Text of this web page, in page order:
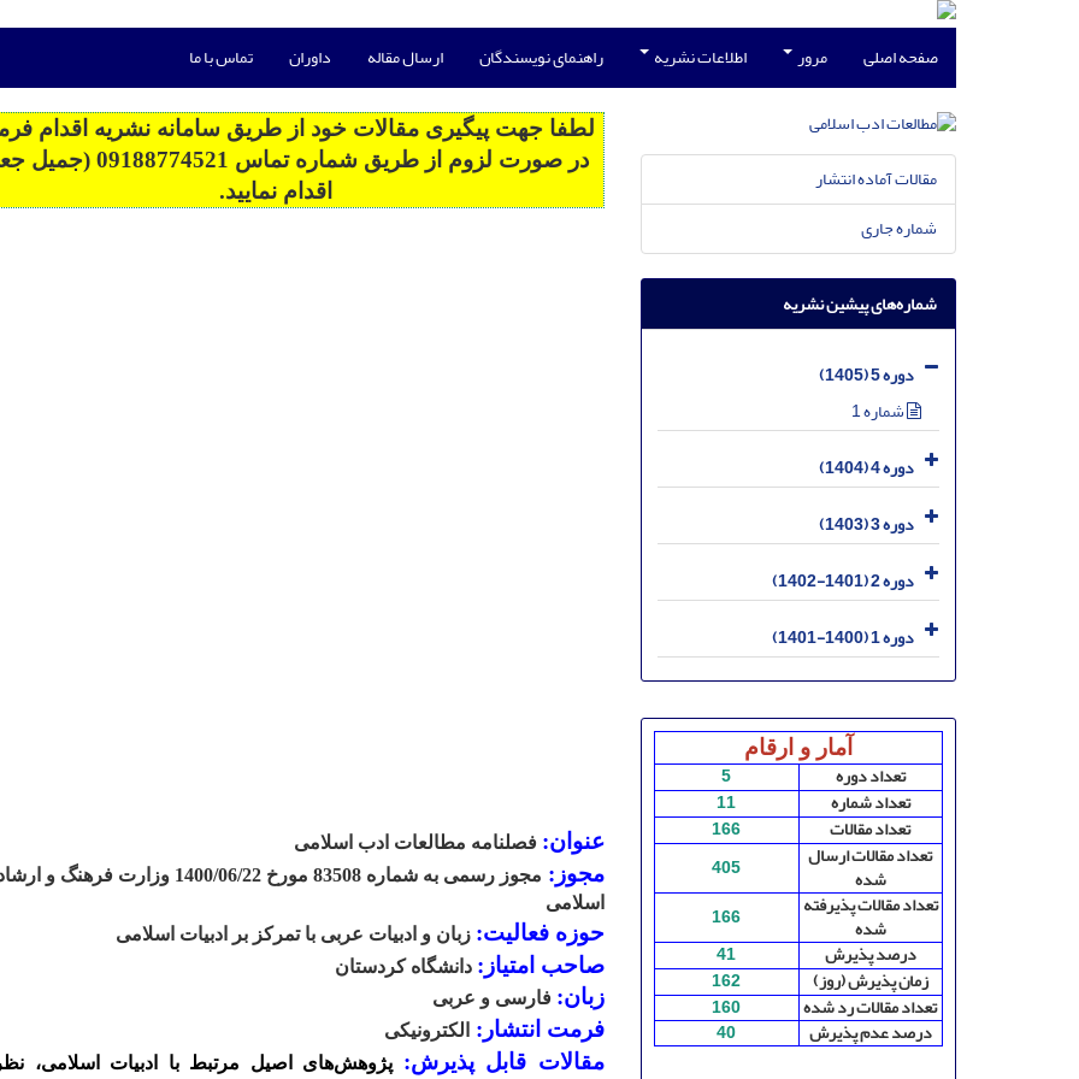
صفحه اصلی مرور اطلاعات نشریه راهنمای نویسندگان ارسال مقاله داوران تماس با ما
مقالات آماده انتشار
شماره جاری
شماره‌های پیشین نشریه
دوره 5 (1405)
شماره 1
دوره 4 (1404)
دوره 3 (1403)
دوره 2 (1401-1402)
دوره 1 (1400-1401)
آمار و ارقام
تعداد دوره
5
تعداد شماره
11
تعداد مقالات
166
تعداد مقالات ارسال
شده
405
تعداد مقالات پذیرفته
شده
166
درصد پذیرش
41
زمان پذیرش (روز)
162
تعداد مقالات رد شده
160
درصد عدم پذیرش 40
لطفا جهت پیگیری مقالات خود از طریق سامانه نشریه اقدام
در صورت لزوم از طریق شماره تماس
اقدام نمایید.
عنوان: فصلنامه مطالعات ادب اسلامی
مجوز:
مجوز رسمی به شماره 83508 مورخ 1400/06/22 وزارت فرهنگ و
اسلامی
حوزه فعالیت: زبان و ادبیات عربی با تمرکز بر ادبیات اسلامی
صاحب امتیاز: دانشگاه کردستان
زبان: فارسی و عربی
فرمت انتشار: الکترونیکی
مقالات قابل پذیرش: پژوهش‌های اصیل مرتبط با ادبیات اسلامی،